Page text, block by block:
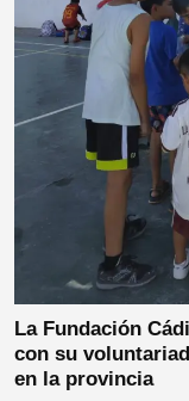
La Fundación
con su
en la provincia